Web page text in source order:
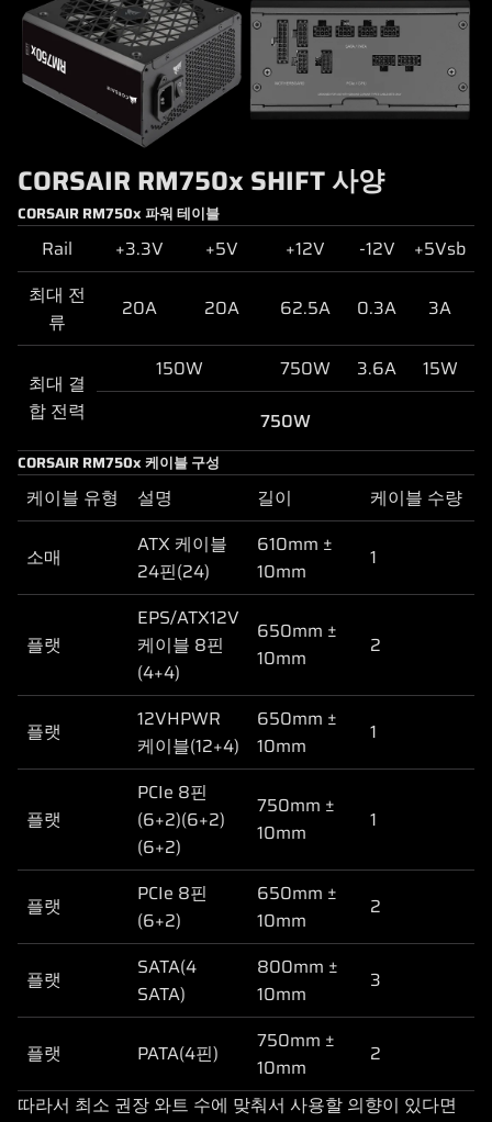
CORSAIR RM750x SHIFT 사양
CORSAIR RM750x 파워 테이블
Rail +3.3V +5V +12V -12V
+5Vsb
최대 전
류
20A 20A 62.5A 0.3A 3A
최대 결
합 전력
150W 750W 3.6A
15W
750W
CORSAIR RM750x 케이블 구성
케이블 유형 설명 길이 케이블 수량
소매
ATX 케이블
24핀(24)
610mm ±
10mm
1
플랫
EPS/ATX12V
케이블 8핀
(4+4)
650mm ±
10mm
2
플랫
12VHPWR
케이블(12+4)
650mm ±
10mm
1
플랫
PCIe 8핀
(6+2)(6+2)
(6+2)
750mm ±
10mm
1
플랫
PCIe 8핀
(6+2)
650mm ±
10mm
2
플랫
SATA(4
SATA)
800mm ±
10mm
3
플랫 PATA(4핀)
750mm ±
10mm
2
따라서 최소 권장 와트 수에 맞춰서 사용할 의향이 있다면